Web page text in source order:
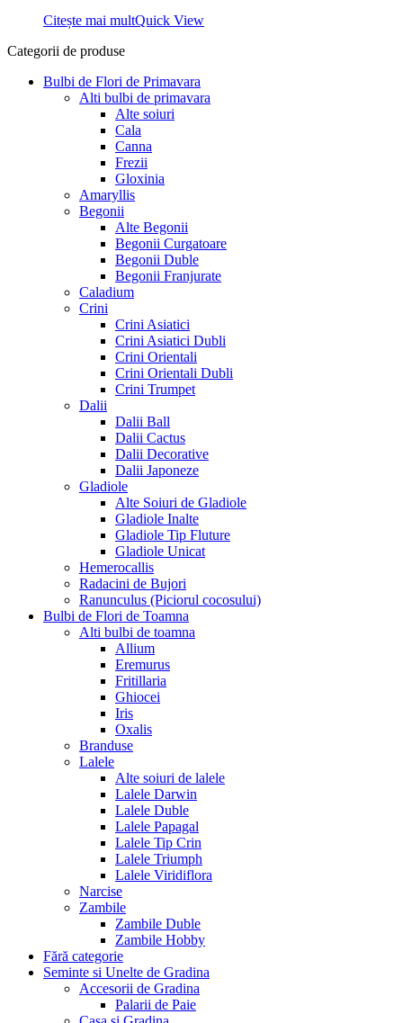
Citește mai multQuick View
Categorii de produse
Bulbi de Flori de Primavara
Alti bulbi de primavara
Alte soiuri
Cala
Canna
Frezii
Gloxinia
Amaryllis
Begonii
Alte Begonii
Begonii Curgatoare
Begonii Duble
Begonii Franjurate
Caladium
Crini
Crini Asiatici
Crini Asiatici Dubli
Crini Orientali
Crini Orientali Dubli
Crini Trumpet
Dalii
Dalii Ball
Dalii Cactus
Dalii Decorative
Dalii Japoneze
Gladiole
Alte Soiuri de Gladiole
Gladiole Inalte
Gladiole Tip Fluture
Gladiole Unicat
Hemerocallis
Radacini de Bujori
Ranunculus (Piciorul cocosului)
Bulbi de Flori de Toamna
Alti bulbi de toamna
Allium
Eremurus
Fritillaria
Ghiocei
Iris
Oxalis
Branduse
Lalele
Alte soiuri de lalele
Lalele Darwin
Lalele Duble
Lalele Papagal
Lalele Tip Crin
Lalele Triumph
Lalele Viridiflora
Narcise
Zambile
Zambile Duble
Zambile Hobby
Fără categorie
Seminte si Unelte de Gradina
Accesorii de Gradina
Palarii de Paie